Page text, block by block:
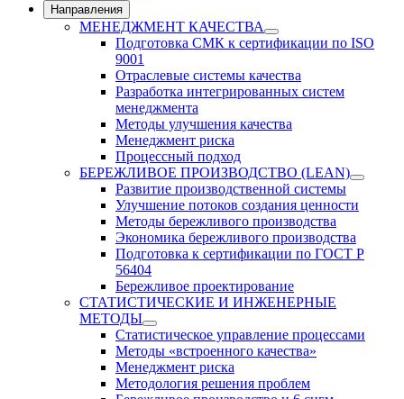
Направления
МЕНЕДЖМЕНТ КАЧЕСТВА
Подготовка СМК к сертификации по ISO
9001
Отраслевые системы качества
Разработка интегрированных систем
менеджмента
Методы улучшения качества
Менеджмент риска
Процессный подход
БЕРЕЖЛИВОЕ ПРОИЗВОДСТВО (LEAN)
Развитие производственной системы
Улучшение потоков создания ценности
Методы бережливого производства
Экономика бережливого производства
Подготовка к сертификации по ГОСТ Р
56404
Бережливое проектирование
СТАТИСТИЧЕСКИЕ И ИНЖЕНЕРНЫЕ
МЕТОДЫ
Статистическое управление процессами
Методы «встроенного качества»
Менеджмент риска
Методология решения проблем